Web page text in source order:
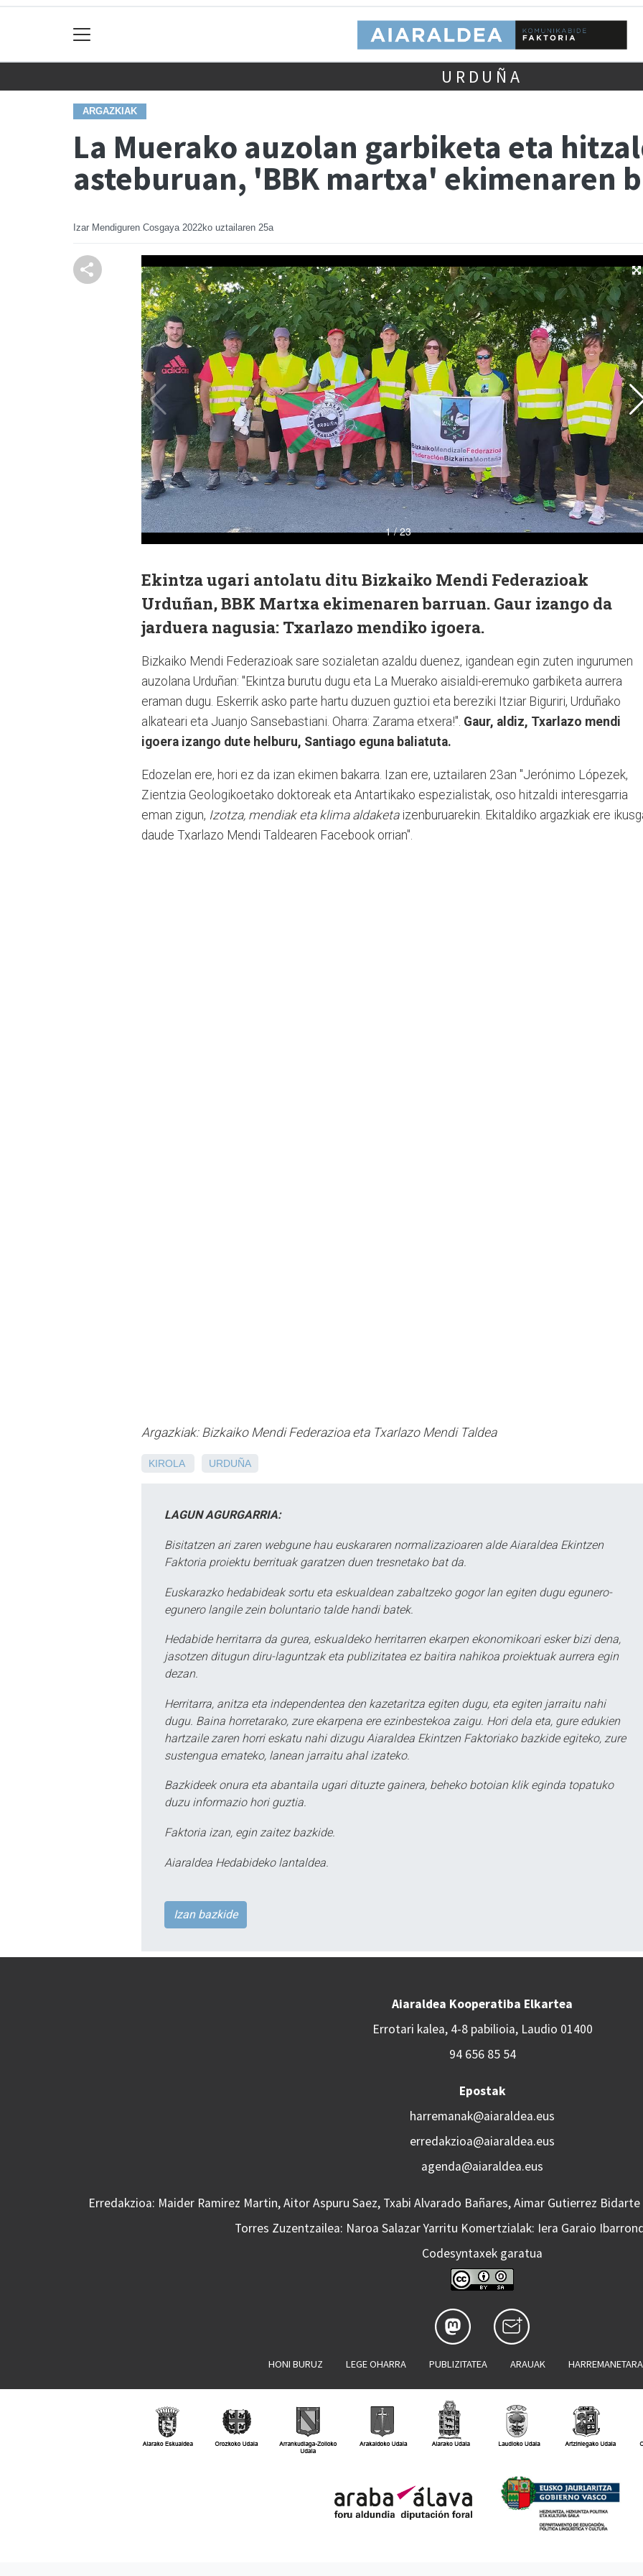
URDUÑA
ARGAZKIAK
La Muerako auzolan garbiketa eta
asteburuan, 'BBK martxa' ekimenaren
Izar Mendiguren Cosgaya 2022ko uztailaren 25a
Ekintza ugari antolatu ditu Bizkaiko Mendi Federazioak
Urduñan, BBK Martxa ekimenaren barruan. Gaur izango da
jarduera nagusia: Txarlazo mendiko igoera.
Bizkaiko Mendi Federazioak sare sozialetan azaldu duenez, igandean egin zuten ingurumen
auzolana Urduñan: "Ekintza burutu dugu eta La Muerako aisialdi-eremuko garbiketa aurrera
eraman dugu. Eskerrik asko parte hartu duzuen guztioi eta bereziki Itziar Biguriri, Urduñako
alkateari eta Juanjo Sansebastiani. Oharra: Zarama etxera!". Gaur, aldiz, Txarlazo mendi
igoera izango dute helburu, Santiago eguna baliatuta.
Edozelan ere, hori ez da izan ekimen bakarra. Izan ere, uztailaren 23an "Jerónimo Lópezek,
Zientzia Geologikoetako doktoreak eta Antartikako espezialistak, oso hitzaldi interesgarria
eman zigun, Izotza, mendiak eta klima aldaketaizenburuarekin. Ekitaldiko argazkiak ere
daude Txarlazo Mendi Taldearen Facebook orrian".
Argazkiak: Bizkaiko Mendi Federazioa eta Txarlazo Mendi Taldea
KIROLA URDUÑA
LAGUN AGURGARRIA:
Bisitatzen ari zaren webgune hau euskararen normalizazioaren alde Aiaraldea Ekintzen
Faktoria proiektu berrituak garatzen duen tresnetako bat da.
Euskarazko hedabideak sortu eta eskualdean zabaltzeko gogor lan egiten dugu egunero-
egunero langile zein boluntario talde handi batek.
Hedabide herritarra da gurea, eskualdeko herritarren ekarpen ekonomikoari esker bizi dena,
jasotzen ditugun diru-laguntzak eta publizitatea ez baitira nahikoa proiektuak aurrera egin
dezan.
Herritarra, anitza eta independentea den kazetaritza egiten dugu, eta egiten jarraitu nahi
dugu. Baina horretarako, zure ekarpena ere ezinbestekoa zaigu. Hori dela eta, gure edukien
hartzaile zaren horri eskatu nahi dizugu Aiaraldea Ekintzen Faktoriako bazkide egiteko, zure
sustengua emateko, lanean jarraitu ahal izateko.
Bazkideek onura eta abantaila ugari dituzte gainera, beheko botoian klik eginda topatuko
duzu informazio hori guztia.
Faktoria izan, egin zaitez bazkide.
Aiaraldea Hedabideko lantaldea.
Izan bazkide
Aiaraldea Kooperatiba Elkartea
Errotari kalea, 4-8 pabilioia, Laudio 01400
94 656 85 54
Epostak
harremanak@aiaraldea.eus
erredakzioa@aiaraldea.eus
agenda@aiaraldea.eus
Erredakzioa: Maider Ramirez Martin, Aitor Aspuru Saez, Txabi Alvarado Bañares, Aimar Gutierrez
Torres Zuzentzailea: Naroa Salazar Yarritu Komertzialak: Iera Garaio
Codesyntaxek garatua
HONI BURUZ LEGE OHARRA PUBLIZITATEA ARAUAK